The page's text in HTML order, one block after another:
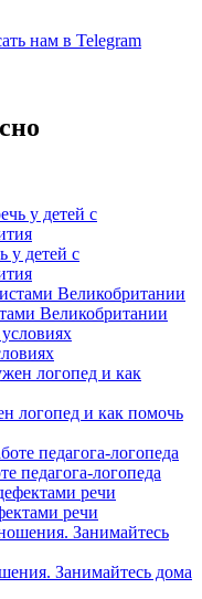
у детей с
Великобритании
логопед и как помочь
педагога-логопеда
речи
Занимайтесь дома